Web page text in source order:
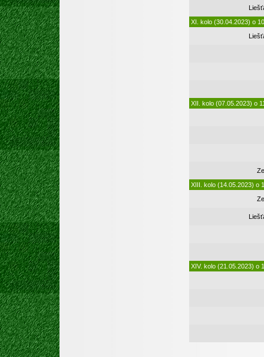
XI. kolo (30.04.2023) o
XII. kolo (07.05.2023) o
XIII. kolo (14.05.2023) o
XIV. kolo (21.05.2023) o